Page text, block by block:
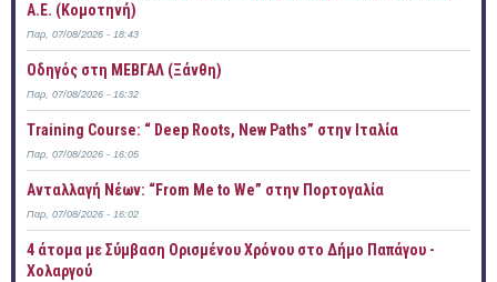
Α.Ε. (Κομοτηνή)
Παρ, 07/08/2026 - 18:43
Οδηγός στη ΜΕΒΓΑΛ (Ξάνθη)
Παρ, 07/08/2026 - 16:32
Training Course: “ Deep Roots, New Paths” στην Ιταλία
Παρ, 07/08/2026 - 16:05
Ανταλλαγή Νέων: “From Me to We” στην Πορτογαλία
Παρ, 07/08/2026 - 16:02
4 άτομα με Σύμβαση Ορισμένου Χρόνου στο Δήμο Παπάγου -
Χολαργού